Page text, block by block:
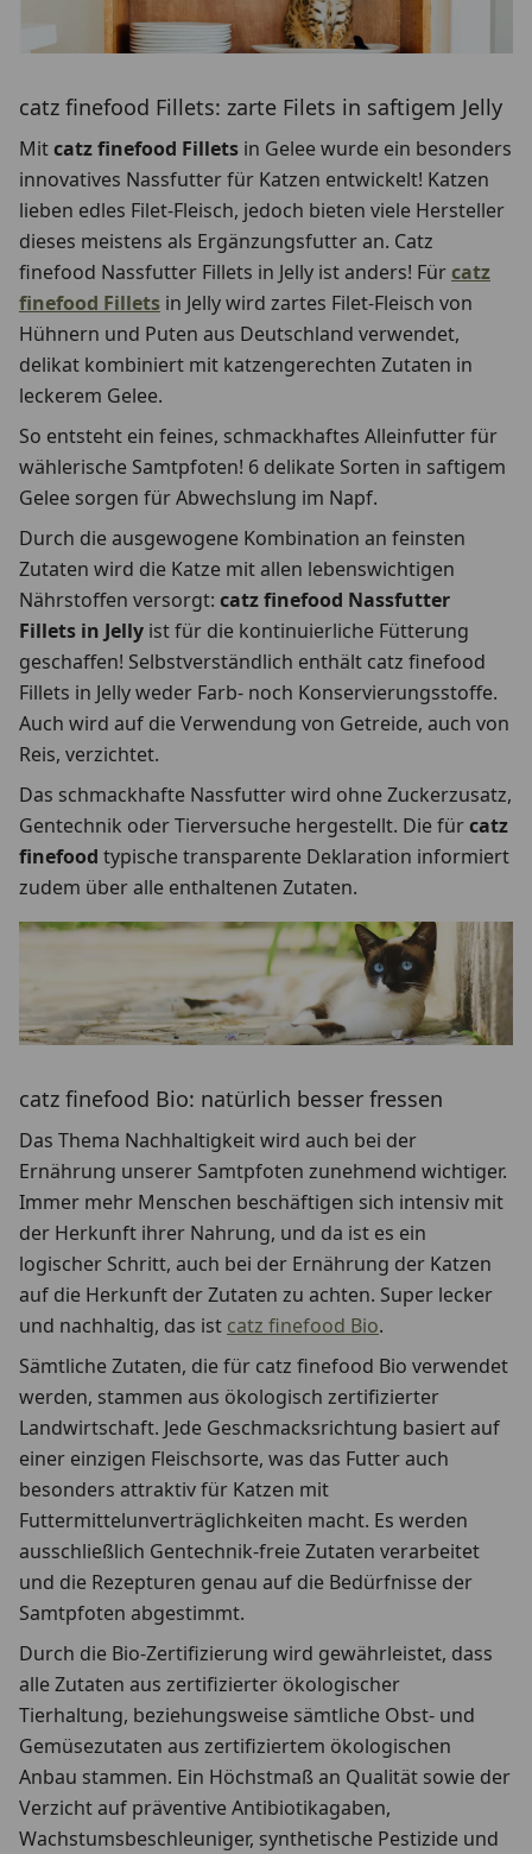
catz finefood Fillets: zarte Filets in saftigem Jelly
Mitcatz finefood Fillets in Gelee wurde ein besonders
innovatives Nassfutter für Katzen entwickelt! Katzen
lieben edles Filet-Fleisch, jedoch bieten viele Hersteller
dieses meistens als Ergänzungsfutter an. Catz
finefood Nassfutter Fillets in Jelly ist anders! Fürcatz
finefood Fillets in Jelly wird zartes Filet-Fleisch von
Hühnern und Puten aus Deutschland verwendet,
delikat kombiniert mit katzengerechten Zutaten in
leckerem Gelee.
So entsteht ein feines, schmackhaftes Alleinfutter für
wählerische Samtpfoten! 6 delikate Sorten in saftigem
Gelee sorgen für Abwechslung im Napf.
Durch die ausgewogene Kombination an feinsten
Zutaten wird die Katze mit allen lebenswichtigen
Nährstoffen versorgt: catz finefood Nassfutter
Fillets in Jelly ist für die kontinuierliche Fütterung
geschaffen! Selbstverständlich enthält catz finefood
Fillets in Jelly weder Farb- noch Konservierungsstoffe.
Auch wird auf die Verwendung von Getreide, auch von
Reis, verzichtet.
Das schmackhafte Nassfutter wird ohne Zuckerzusatz,
Gentechnik oder Tierversuche hergestellt. Die fürcatz
finefood typische transparente Deklaration informiert
zudem über alle enthaltenen Zutaten.
catz finefood Bio: natürlich besser fressen
Das Thema Nachhaltigkeit wird auch bei der
Ernährung unserer Samtpfoten zunehmend wichtiger.
Immer mehr Menschen beschäftigen sich intensiv mit
der Herkunft ihrer Nahrung, und da ist es ein
logischer Schritt, auch bei der Ernährung der Katzen
auf die Herkunft der Zutaten zu achten. Super lecker
und nachhaltig, das ist catz finefood Bio.
Sämtliche Zutaten, die für catz finefood Bio verwendet
werden, stammen aus ökologisch zertifizierter
Landwirtschaft. Jede Geschmacksrichtung basiert auf
einer einzigen Fleischsorte, was das Futter auch
besonders attraktiv für Katzen mit
Futtermittelunverträglichkeiten macht. Es werden
ausschließlich Gentechnik-freie Zutaten verarbeitet
und die Rezepturen genau auf die Bedürfnisse der
Samtpfoten abgestimmt.
Durch die Bio-Zertifizierung wird gewährleistet, dass
alle Zutaten aus zertifizierter ökologischer
Tierhaltung, beziehungsweise sämtliche Obst- und
Gemüsezutaten aus zertifiziertem ökologischen
Anbau stammen. Ein Höchstmaß an Qualität sowie der
Verzicht auf präventive Antibiotikagaben,
Wachstumsbeschleuniger, synthetische Pestizide und